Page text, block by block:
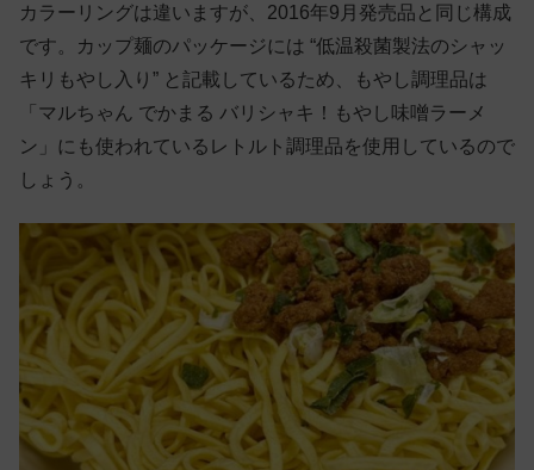
カラーリングは違いますが、2016年9月発売品と同じ構成
です。カップ麺のパッケージには “低温殺菌製法のシャッ
キリもやし入り” と記載しているため、もやし調理品は
「マルちゃん でかまる バリシャキ！もやし味噌ラーメ
ン」にも使われているレトルト調理品を使用しているので
しょう。